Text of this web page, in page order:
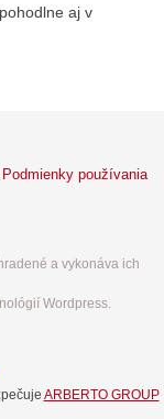
aj v
Podmienky používania
a vykonáva ich
Wordpress.
ARBERTO GROUP